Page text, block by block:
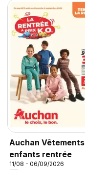
Auchan Vêtements
enfants rentrée
11/08 - 06/09/2026